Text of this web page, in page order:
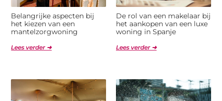
Belangrijke aspecten bij
het kiezen van een
mantelzorgwoning
Lees verder ➜
De rol van een makelaar bij
het aankopen van een luxe
woning in Spanje
Lees verder ➜